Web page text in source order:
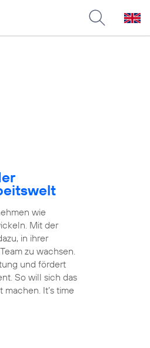
wie
Mit der
in ihrer
zu wachsen.
und fördert
So will sich das
It’s time